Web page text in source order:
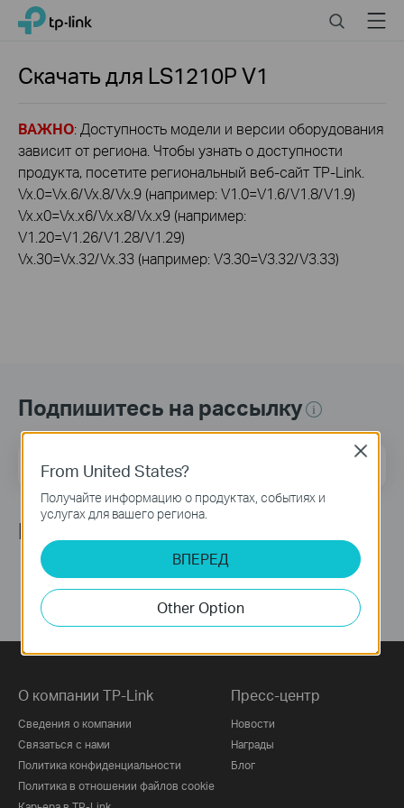
Click
navigation
TP-Link, Reliably Smart SearchMenu
Скачать для LS1210PV1
ВАЖНО: Доступность модели и версии оборудования
зависит от региона. Чтобы узнать о доступности
продукта, посетите региональный веб-сайт TP-Link.
Vx.0=Vx.6/Vx.8/Vx.9 (например: V1.0=V1.6/V1.8/V1.9)
Vx.x0=Vx.x6/Vx.x8/Vx.x9 (например:
V1.20=V1.26/V1.28/V1.29)
Vx.30=Vx.32/Vx.33 (например: V3.30=V3.32/V3.33)
Подпишитесь на рассылку
Мы в соцсетях
О компании TP-Link
Сведения о компании
Связаться с нами
Политика конфиденциальности
Политика в отношении файлов cookie
Пресс-центр
Новости
Награды
Блог
From United States?
Получайте информацию о продуктах, событиях и
услугах для вашего региона.
ВПЕРЕД
Other Option
Close